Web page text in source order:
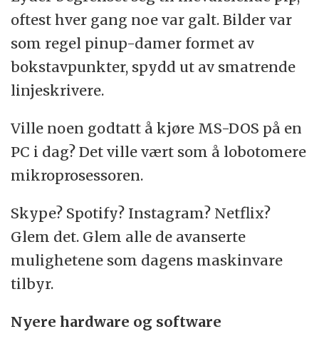
oftest hver gang noe var galt. Bilder var
som regel pinup-damer formet av
bokstavpunkter, spydd ut av smatrende
linjeskrivere.
Ville noen godtatt å kjøre MS-DOS på en
PC i dag? Det ville vært som å lobotomere
mikroprosessoren.
Skype? Spotify? Instagram? Netflix?
Glem det. Glem alle de avanserte
mulighetene som dagens maskinvare
tilbyr.
Nyere hardware og software